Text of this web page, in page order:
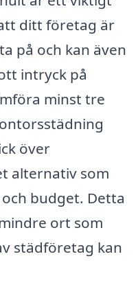
ditt företag är
på och kan även
intryck på
minst tre
över
alternativ som
budget. Detta
ort som
städföretag kan